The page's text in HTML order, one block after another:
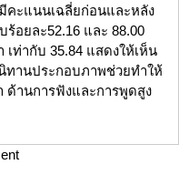
คะแนนเฉลี่ยก่อนและหลัง
อยละ52.16 และ 88.00
ท่ากับ 35.84 แสดงให้เห็น
ทานประกอบภาพช่วยทำให้
านการฟังและการพูดสูง